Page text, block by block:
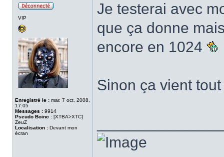
VIP
Enregistré le : mar. 7 oct. 2008,
17:05
Messages : 9914
Pseudo Boinc : [XTBA>XTC]
ZeuZ
Localisation : Devant mon
écran
Je testerai avec
que ça donne
encore en 1024
Sinon ça vient